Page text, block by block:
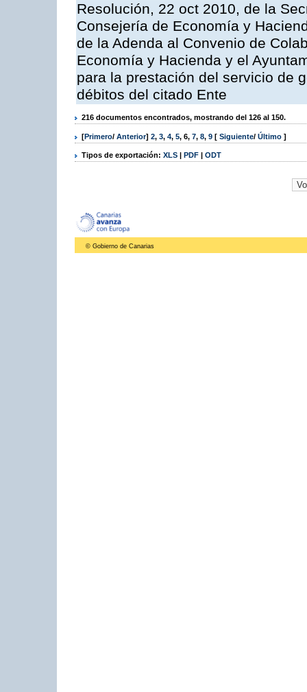
Resolución, 22 oct 2010, de la
Consejería de Economía y
de la Adenda al Convenio de
Economía y Hacienda y el
para la prestación del servicio de
débitos del citado Ente
216 documentos encontrados, mostrando del 126 al 150.
[Primero/ Anterior] 2, 3, 4, 5, 6, 7, 8, 9 [ Siguiente/ Último ]
Tipos de exportación: XLS | PDF | ODT
© Gobierno de Canarias